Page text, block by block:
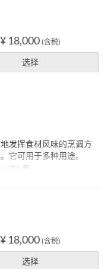
¥ 18,000 (含税)
选择
发挥食材风味的烹调方
它可用于多种用途。
ーブル席
¥ 18,000 (含税)
选择